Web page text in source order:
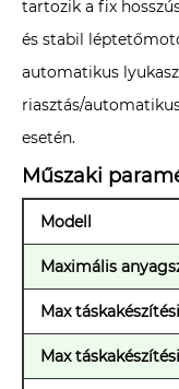
tartozik a fix
és stabil
automatikus
riasztás/
esetén.
Műszaki
Modell
Maximális
Max
Max